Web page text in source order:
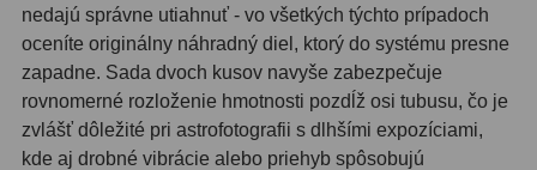
Planetárne kamery19
Deep-Sky kamery28
Guiding kamery
nedajú správne utiahnuť - vo všetkých týchto prípadoch
oceníte originálny náhradný diel, ktorý do systému presne
zapadne. Sada dvoch kusov navyše zabezpečuje
rovnomerné rozloženie hmotnosti pozdĺž osi tubusu, čo je
zvlášť dôležité pri astrofotografii s dlhšími expozíciami,
kde aj drobné vibrácie alebo priehyb spôsobujú